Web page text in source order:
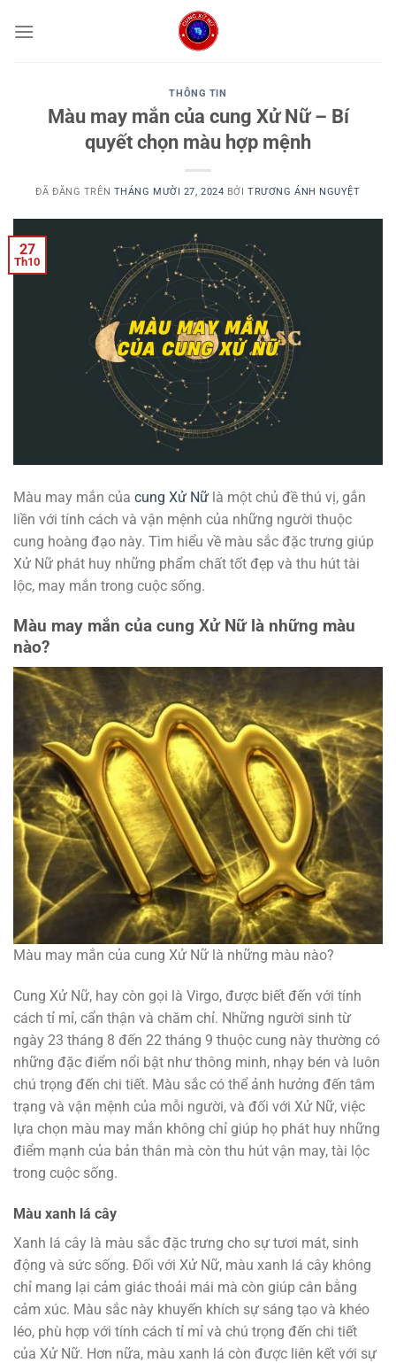
đến
THÔNG TIN
Màu may mắn của cung Xử Nữ – Bí
quyết chọn màu hợp mệnh
ĐÃ ĐĂNG TRÊN THÁNG MƯỜI 27, 2024 BỞITRƯƠNG ÁNH NGUYỆT
27
Th10
Màu may mắn của cung Xử Nữ là một chủ đề thú vị, gắn
liền với tính cách và vận mệnh của những người thuộc
cung hoàng đạo này. Tìm hiểu về màu sắc đặc trưng giúp
Xử Nữ phát huy những phẩm chất tốt đẹp và thu hút tài
lộc, may mắn trong cuộc sống.
Màu may mắn của cung Xử Nữ là những màu
nào?
Màu may mắn của cung Xử Nữ là những màu nào?
Cung Xử Nữ, hay còn gọi là Virgo, được biết đến với tính
cách tỉ mỉ, cẩn thận và chăm chỉ. Những người sinh từ
ngày 23 tháng 8 đến 22 tháng 9 thuộc cung này thường có
những đặc điểm nổi bật như thông minh, nhạy bén và luôn
chú trọng đến chi tiết. Màu sắc có thể ảnh hưởng đến tâm
trạng và vận mệnh của mỗi người, và đối với Xử Nữ, việc
lựa chọn màu may mắn không chỉ giúp họ phát huy những
điểm mạnh của bản thân mà còn thu hút vận may, tài lộc
trong cuộc sống.
Màu xanh lá cây
Xanh lá cây là màu sắc đặc trưng cho sự tươi mát, sinh
động và sức sống. Đối với Xử Nữ, màu xanh lá cây không
chỉ mang lại cảm giác thoải mái mà còn giúp cân bằng
cảm xúc. Màu sắc này khuyến khích sự sáng tạo và khéo
léo, phù hợp với tính cách tỉ mỉ và chú trọng đến chi tiết
của Xử Nữ. Hơn nữa, màu xanh lá còn được liên kết với sự